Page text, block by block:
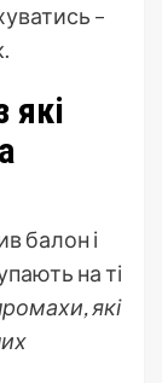
–
які
балон і
на ті
які